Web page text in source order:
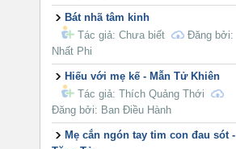
Bát nhã tâm kinh
Tác giả: Chưa biết
Đăng bởi:
Nhất Phi
Hiếu với mẹ kế - Mẫn Tử Khiên
Tác giả: Thích Quảng Thới
Đăng bởi: Ban Điều Hành
Mẹ cắn ngón tay tim con đau sót -